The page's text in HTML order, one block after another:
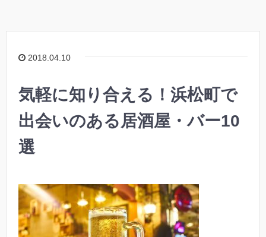
2018.04.10
気軽に知り合える！浜松町で
出会いのある居酒屋・バー10
選